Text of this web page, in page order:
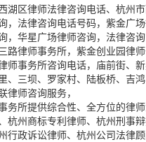
湖区律师法律咨询电话、杭州
，法律咨询电话号码，紫金广
，华星广场律师咨询，法律咨
路律师事务所，紫金创业园律
师事务所咨询电话，庙前街、
、三坝、罗家村、陆板桥、吉
律师咨询服务，
务所提供综合性、全方位的律
杭州商标专利律师、杭州刑事
行政诉讼律师、杭州公司法律